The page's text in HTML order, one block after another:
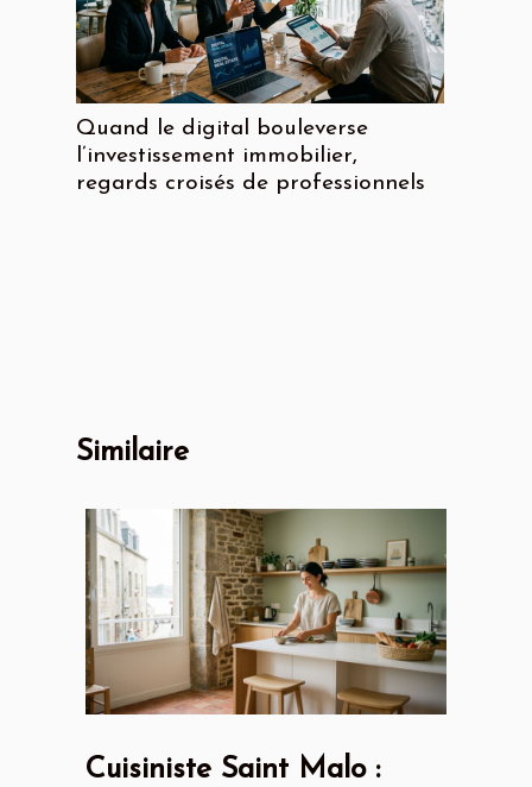
Quand le digital bouleverse
l’investissement immobilier,
regards croisés de professionnels
Similaire
Cuisiniste Saint Malo :